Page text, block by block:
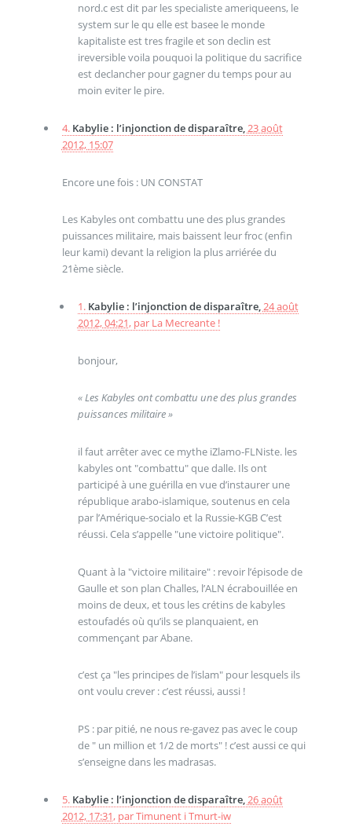
nord.c est dit par les specialiste ameriqueens, le
system sur le qu elle est basee le monde
kapitaliste est tres fragile et son declin est
ireversible voila pouquoi la politique du sacrifice
est declancher pour gagner du temps pour au
moin eviter le pire.
4. Kabylie : l’injonction de disparaître,23 août
2012, 15:07
Encore une fois : UN CONSTAT
Les Kabyles ont combattu une des plus grandes
puissances militaire, mais baissent leur froc (enfin
leur kami) devant la religion la plus arriérée du
21ème siècle.
1. Kabylie : l’injonction de disparaître,24 août
2012, 04:21, par La Mecreante !
bonjour,
« Les Kabyles ont combattu une des plus grandes
puissances militaire »
il faut arrêter avec ce mythe iZlamo-FLNiste. les
kabyles ont "combattu" que dalle. Ils ont
participé à une guérilla en vue d’instaurer une
république arabo-islamique, soutenus en cela
par l’Amérique-socialo et la Russie-KGB C’est
réussi. Cela s’appelle "une victoire politique".
Quant à la "victoire militaire" : revoir l’épisode de
Gaulle et son plan Challes, l’ALN écrabouillée en
moins de deux, et tous les crétins de kabyles
estoufadés où qu’ils se planquaient, en
commençant par Abane.
c’est ça "les principes de l’islam" pour lesquels ils
ont voulu crever : c’est réussi, aussi !
PS : par pitié, ne nous re-gavez pas avec le coup
de " un million et 1/2 de morts" ! c’est aussi ce qui
s’enseigne dans les madrasas.
5. Kabylie : l’injonction de disparaître,26 août
2012, 17:31, parTimunent i Tmurt-iw